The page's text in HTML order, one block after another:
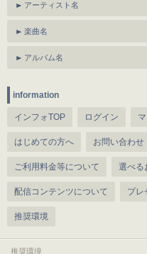
アーティスト名
楽曲名
アルバム名
information
インフォTOP ログイン
はじめての方へ お問い合わせ
ご利用料金等について 選べる
配信コンテンツについて プレ
推奨環境
推奨環境